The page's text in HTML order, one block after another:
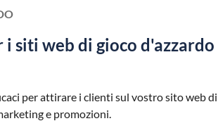
siti web di gioco
per attirare i clienti sul vostro sito web
e promozioni.